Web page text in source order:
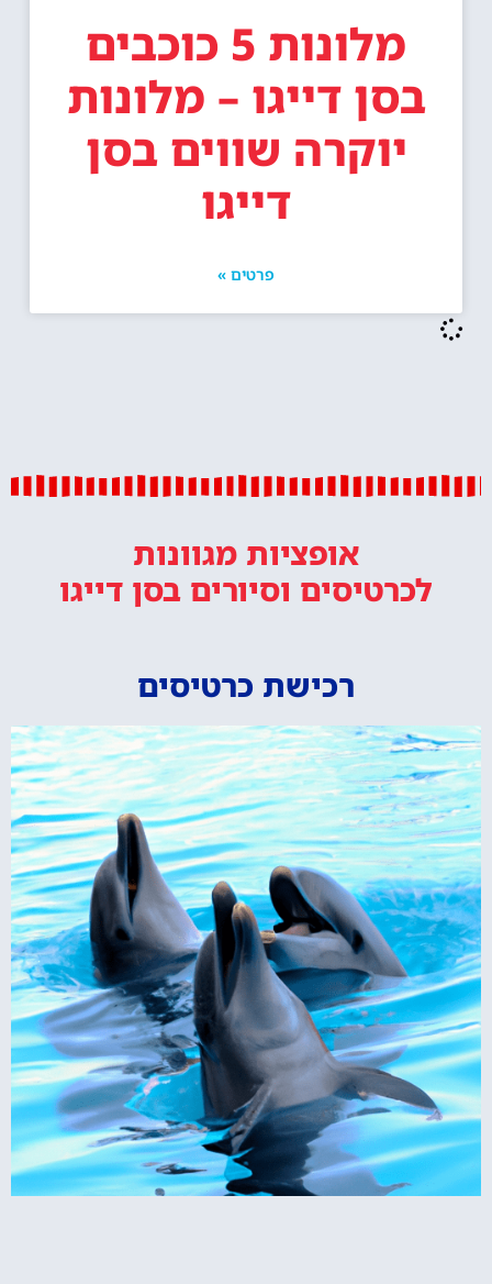
מלונות 5 כוכבים
בסן דייגו – מלונות
יוקרה שווים בסן
דייגו
פרטים »
אופציות מגוונות
לכרטיסים וסיורים בסן דייגו
רכישת כרטיסים